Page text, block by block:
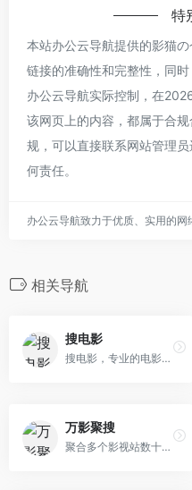
特
本站办公云导航提供的影猫
链接的准确性和完整性，同
办公云导航实际控制，在
该网页上的内容，都属于合
规，可以直接联系网站管理
何责任。
办公云导航致力于优质、实用的网
相关导航
搜电影
搜电影，专业的电影搜索引擎网站；用户通过电影名、演员、导演、电视剧、动漫等关键词进行搜索，直达电影资源站
万影聚搜
聚合多个影视站数十万资源提供播放，不用担心搜不到资源